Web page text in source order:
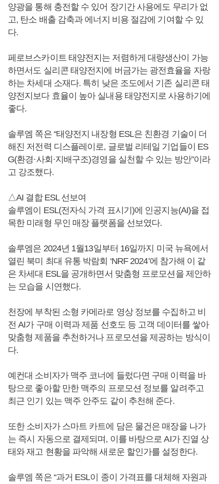
양광을 통해 충전할 수 있어 장기간 사용에도 무리가 없
고, 탄소 배출 감축과 에너지 비용 절감에 기여할 수 있
다.
페로브스카이트 태양전지는 저렴하게 대량생산이 가능
하면서도 실리콘 태양전지에 버금가는 광전효율을 자랑
하는 차세대 소재다. 특히 낮은 조도에서 기존 실리콘 태
양전지보다 효율이 높아 실내용 태양전지로 사용하기에
좋다.
솔루엠 쪽은 “태양전지 내장형 ESL은 친환경 기술이 더
해진 저전력 디스플레이로, 글로벌 리테일 기업들이 ES
G(환경·사회·지배구조)경영을 실천할 수 있는 방안”이라
고 강조했다.
△AI 결합 ESL 선보여
솔루엠이 ESL(전자식 가격 표시기)에 인공지능(AI)을 접
목한 미래형 무인 매장 플랫폼을 선보였다.
솔루엠은 2024년 1월13일부터 16일까지 미국 뉴욕에서
열린 북미 최대 유통 박람회 ‘NRF 2024’에 참가해 이 같
은 차세대 ESL을 공개하면서 맞춤형 프로모션을 제안하
는 모습을 시연했다.
천장에 부착된 소형 카메라로 영상 정보를 수집하고 비
전 AI가 구매 이력과 제품 선호도 등 고객 데이터를 쌓아
맞춤형 제품을 추천하거나 프로모션을 제공하는 방식이
다.
예컨대 소비자가 맥주 코너에 들렀다면 구매 이력을 바
탕으로 좋아할 만한 맥주의 프로모션 정보를 알려주고
최근 인기 있는 맥주 안주도 같이 추천해 준다.
또한 소비자가 스마트 카트에 담은 물건은 매장을 나가
는 즉시 자동으로 결제되며, 이를 바탕으로 AI가 진열 상
태와 재고 현황을 파악해 새로운 할인가를 설정한다.
솔루엠 쪽은 “과거 ESL이 종이 가격표를 대체해 자원과